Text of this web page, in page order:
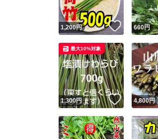
1,200円 いいね！
660円
1,300円 いいね！
最大10%対象
4,800円